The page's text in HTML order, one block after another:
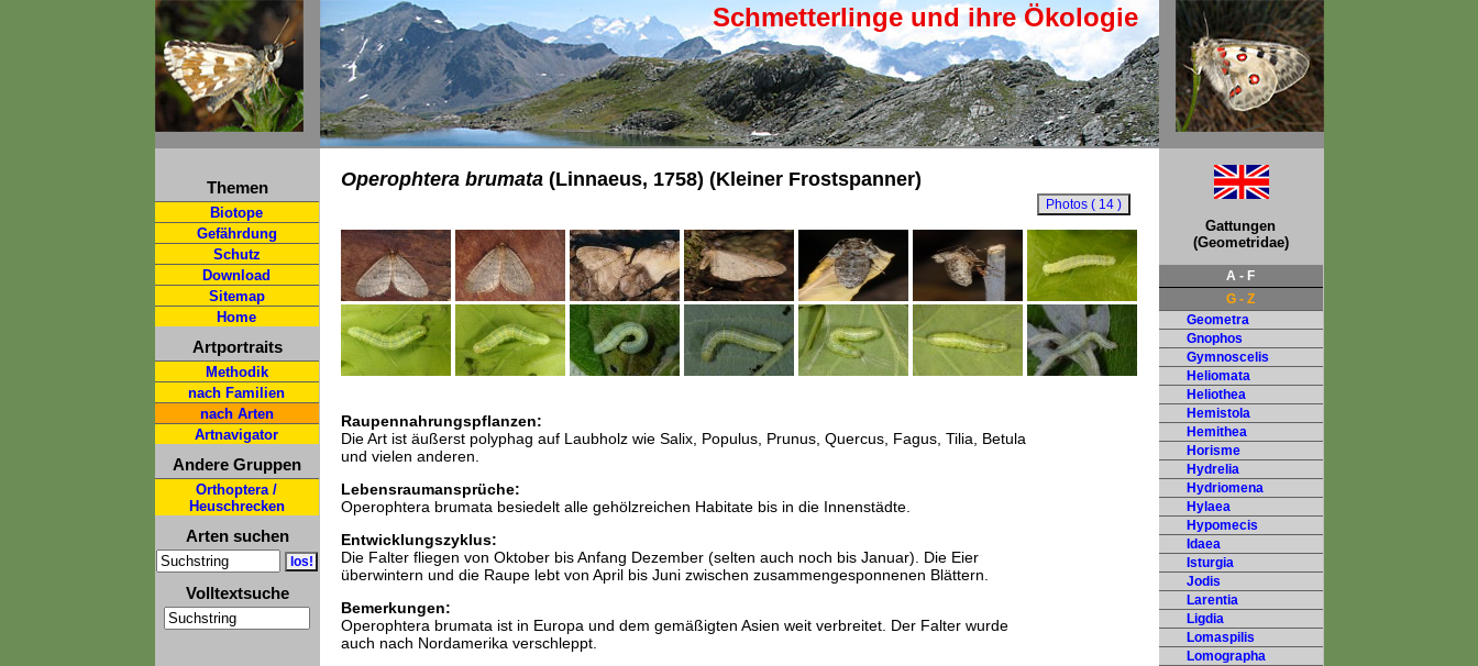
Schmetterlinge und ihre Ökologie
Themen
Biotope
Gefährdung
Schutz
Download
Sitemap
Home
Artportraits
Methodik
nach Familien
nach Arten
Artnavigator
Andere Gruppen
Orthoptera /
Heuschrecken
Arten suchen
Volltextsuche
Operophtera brumata(Linnaeus, 1758) (Kleiner Frostspanner)
Raupennahrungspflanzen:
Die Art ist äußerst polyphag auf Laubholz wie Salix, Populus, Prunus, Quercus, Fagus, Tilia, Betula
und vielen anderen.
Lebensraumansprüche:
Operophtera brumata besiedelt alle gehölzreichen Habitate bis in die Innenstädte.
Entwicklungszyklus:
Die Falter fliegen von Oktober bis Anfang Dezember (selten auch noch bis Januar). Die Eier
überwintern und die Raupe lebt von April bis Juni zwischen zusammengesponnenen Blättern.
Bemerkungen:
Operophtera brumata ist in Europa und dem gemäßigten Asien weit verbreitet. Der Falter wurde
auch nach Nordamerika verschleppt.
Gattungen
(Geometridae)
A - F
G - Z
Geometra
Gnophos
Gymnoscelis
Heliomata
Heliothea
Hemistola
Hemithea
Horisme
Hydrelia
Hydriomena
Hylaea
Hypomecis
Idaea
Isturgia
Jodis
Larentia
Ligdia
Lomaspilis
Lomographa